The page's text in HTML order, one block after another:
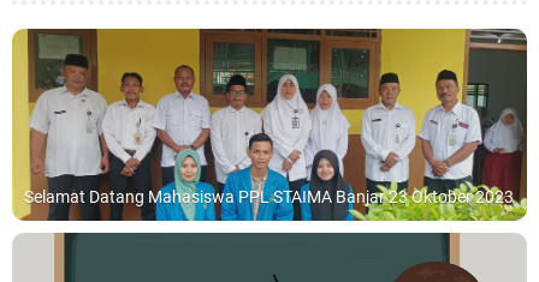
Selamat Datang Mahasiswa PPL STAIMA Banjar 23 Oktober 2023